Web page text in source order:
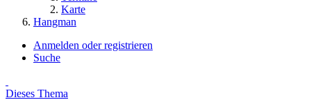
Karte
Hangman
Anmelden oder registrieren
Suche
Dieses Thema